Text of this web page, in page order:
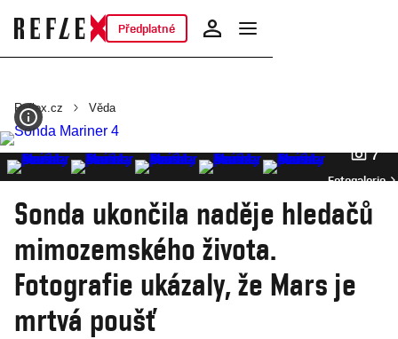
Předplatné
Reflex.cz Věda
7
Fotogalerie
Sonda ukončila naděje hledačů
mimozemského života.
Fotografie ukázaly, že Mars je
mrtvá poušť